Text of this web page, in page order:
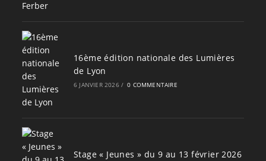
16ème édition nationale des Lumières
de Lyon
6 JANVIER 2026 / 0 COMMENTAIRE
Stage « Jeunes » du 9 au 13 février 2026